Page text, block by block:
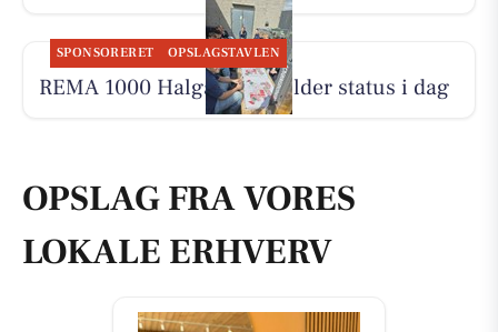
SPONSORERET OPSLAGSTAVLEN
REMA 1000 Halgårdvej holder status i dag
OPSLAG FRA VORES
LOKALE ERHVERV